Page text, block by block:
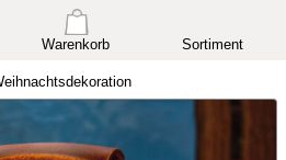
Warenkorb Sortiment